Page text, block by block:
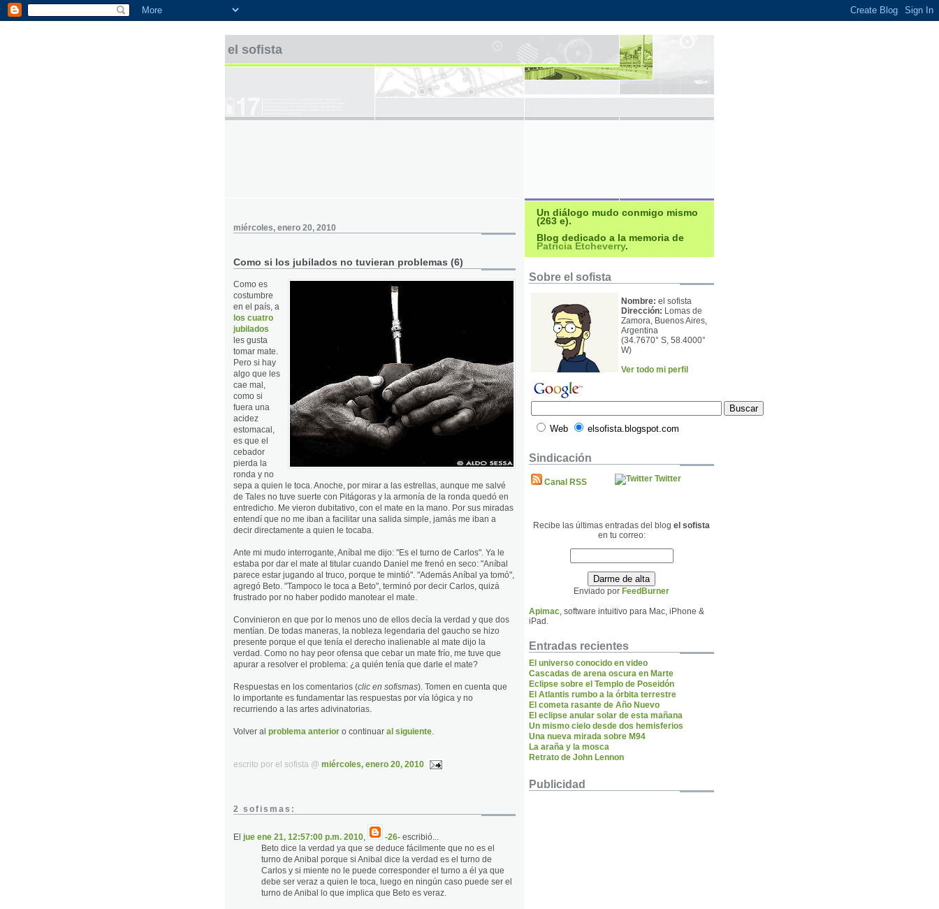
el sofista
miércoles, enero 20, 2010
Como si los jubilados no tuvieran problemas (6)
Como es
costumbre
en el país, a
los cuatro
jubilados
les gusta
tomar mate.
Pero si hay
algo que les
cae mal,
como si
fuera una
acidez
estomacal,
es que el
cebador
pierda la
ronda y no
sepa a quien le toca. Anoche, por mirar a las estrellas, aunque me salvé
de Tales no tuve suerte con Pitágoras y la armonía de la ronda quedó en
entredicho. Me vieron dubitativo, con el mate en la mano. Por sus miradas
entendí que no me iban a facilitar una salida simple, jamás me iban a
decir directamente a quien le tocaba.
Ante mi mudo interrogante, Aníbal me dijo: "Es el turno de Carlos". Ya le
estaba por dar el mate al titular cuando Daniel me frenó en seco: "Aníbal
parece estar jugando al truco, porque te mintió". "Además Aníbal ya tomó",
agregó Beto. "Tampoco le toca a Beto", terminó por decir Carlos, quizá
frustrado por no haber podido manotear el mate.
Convinieron en que por lo menos uno de ellos decía la verdad y que dos
mentían. De todas maneras, la nobleza legendaria del gaucho se hizo
presente porque el que tenía el derecho inalienable al mate dijo la
verdad. Como no hay peor ofensa que cebar un mate frío, me tuve que
apurar a resolver el problema: ¿a quién tenía que darle el mate?
Respuestas en los comentarios (clic en sofismas). Tomen en cuenta que
lo importante es fundamentar las respuestas por vía lógica y no
recurriendo a las artes adivinatorias.
Volver al problema anterior o continuar al siguiente
escrito por el sofista @ miércoles, enero 20, 2010
2 sofismas:
El jue ene 21, 12:57:00 p.m. 2010 -26- escribió...
Beto dice la verdad ya que se deduce fácilmente que no es el
turno de Anibal porque si Anibal dice la verdad es el turno de
Carlos y si miente no le puede corresponder el turno a él ya que
debe ser veraz a quien le toca, luego en ningún caso puede ser el
turno de Anibal lo que implica que Beto es veraz.
Un diálogo mudo conmigo mismo
(263 e).
Blog dedicado a la memoria de
Patricia Etcheverry.
Sobre el sofista
Nombre: el sofista
Dirección: Lomas de
Zamora, Buenos Aires,
Argentina
(34.7670° S, 58.4000°
W)
Ver todo mi perfil
Web elsofista.blogspot.com
Sindicación
Canal RSS Twitter
Recibe las últimas entradas del blog el sofista
en tu correo:
Enviado por FeedBurner
Apimac, software intuitivo para Mac, iPhone &
iPad.
Entradas recientes
El universo conocido en video
Cascadas de arena oscura en Marte
Eclipse sobre el Templo de Poseidón
El Atlantis rumbo a la órbita terrestre
El cometa rasante de Año Nuevo
El eclipse anular solar de esta mañana
Un mismo cielo desde dos hemisferios
Una nueva mirada sobre M94
La araña y la mosca
Retrato de John Lennon
Publicidad